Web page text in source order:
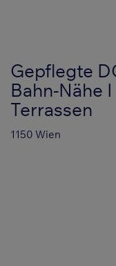
Gepflegte
Bahn-Nähe
Terrassen
1150 Wien